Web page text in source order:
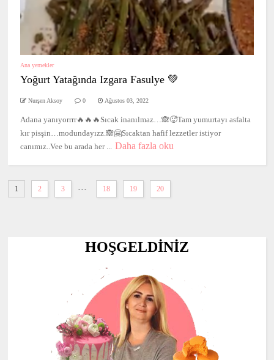
Ana yemekler
Yoğurt Yatağında Izgara Fasulye 💚
Nurşen Aksoy 0 Ağustos 03, 2022
Adana yanıyorrrr🔥🔥🔥Sıcak inanılmaz…🙈🥵Tam yumurtayı asfalta
kır pisşin…modundayızz.🙈🤗Sıcaktan hafif lezzetler istiyor
canımız..Vee bu arada her ... Daha fazla oku
1 2 3 ... 18 19 20
HOŞGELDİNİZ